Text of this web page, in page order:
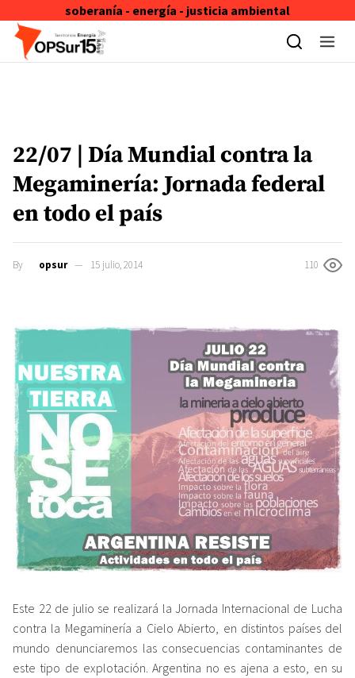
soberanía - energía - justicia ambiental
Skip to content
22/07 | Día Mundial contra la
Megaminería: Jornada federal
en todo el país
By opsur 15 julio, 2014 110
Este 22 de julio se realizará la Jornada Internacional de Lucha
contra la Megaminería a Cielo Abierto, en distintos países del
mundo denunciaremos las consecuencias contaminantes de
este tipo de explotación. Argentina no es ajena a esto, en su